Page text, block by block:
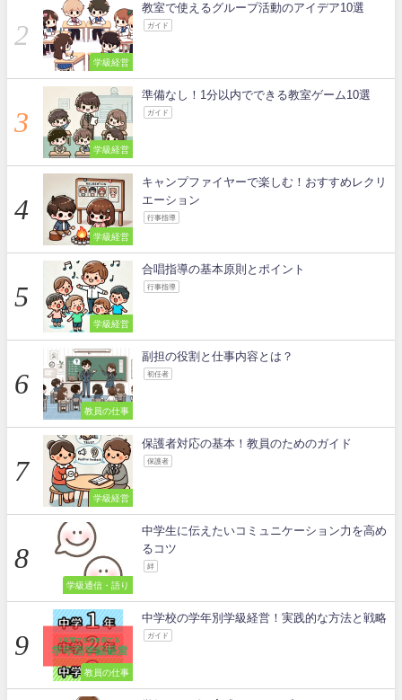
学級経営
教室で使えるグループ活動のアイデア10選
ガイド
学級経営
準備なし！1分以内でできる教室ゲーム10選
ガイド
学級経営
キャンプファイヤーで楽しむ！おすすめレクリ
エーション
行事指導
学級経営
合唱指導の基本原則とポイント
行事指導
教員の仕事
副担の役割と仕事内容とは？
初任者
学級経営
保護者対応の基本！教員のためのガイド
保護者
学級通信・語り
中学生に伝えたいコミュニケーション力を高め
るコツ
絆
教員の仕事
中学校の学年別学級経営！実践的な方法と戦略
ガイド